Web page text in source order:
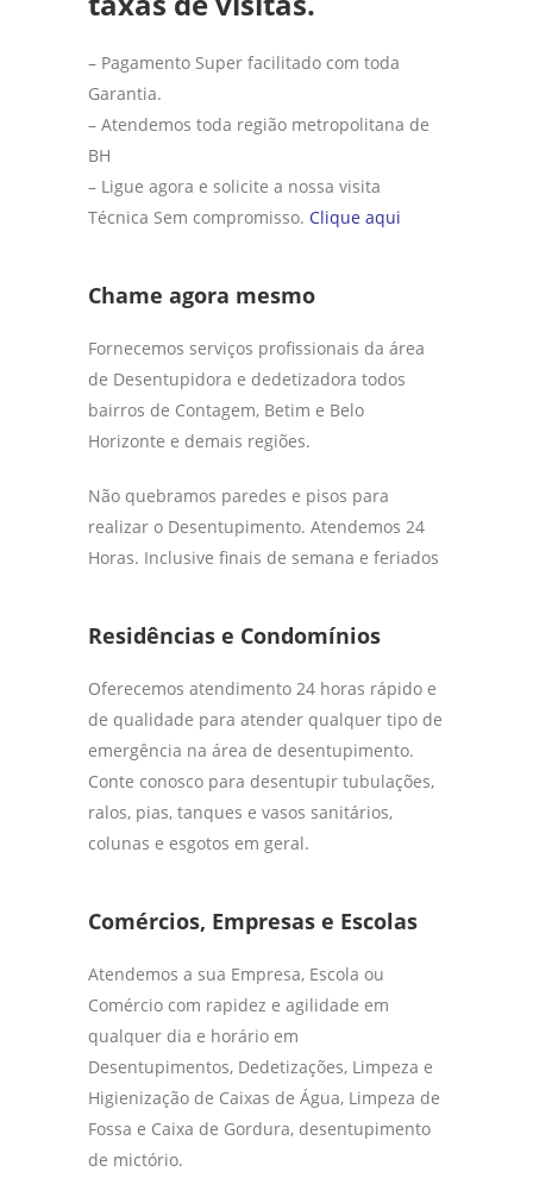
– Pagamento Super facilitado com toda
Garantia.
– Atendemos toda região metropolitana de
BH
– Ligue agora e solicite a nossa visita
Técnica Sem compromisso. Clique aqui
Chame agora mesmo
Fornecemos serviços profissionais da área
de Desentupidora e dedetizadora todos
bairros de Contagem, Betim e Belo
Horizonte e demais regiões.
Não quebramos paredes e pisos para
realizar o Desentupimento. Atendemos 24
Horas. Inclusive finais de semana e feriados
Residências e Condomínios
Oferecemos atendimento 24 horas rápido e
de qualidade para atender qualquer tipo de
emergência na área de desentupimento.
Conte conosco para desentupir tubulações,
ralos, pias, tanques e vasos sanitários,
colunas e esgotos em geral.
Comércios, Empresas e Escolas
Atendemos a sua Empresa, Escola ou
Comércio com rapidez e agilidade em
qualquer dia e horário em
Desentupimentos, Dedetizações, Limpeza e
Higienização de Caixas de Água, Limpeza de
Fossa e Caixa de Gordura, desentupimento
de mictório.